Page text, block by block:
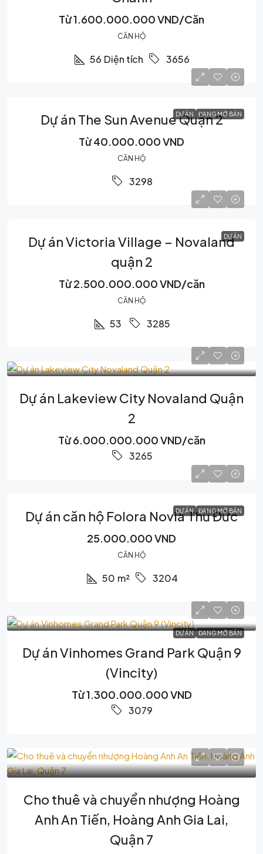
Từ1.600.000.000 VND/Căn
CĂN HỘ
56 Diện tích 3656
DỰ ÁN ĐANG MỞ BÁN
Dự án The Sun Avenue Quận 2
Từ40.000.000 VND
CĂN HỘ
3298
DỰ ÁN
Dự án Victoria Village – Novaland
quận 2
Từ2.500.000.000 VND/căn
CĂN HỘ
53 3285
Dự án Lakeview City Novaland Quận
2
Từ6.000.000.000 VND/căn
3265
DỰ ÁN ĐANG MỞ BÁN
Dự án căn hộ Folora Novia Thủ Đức
25.000.000 VND
CĂN HỘ
50 m² 3204
DỰ ÁN ĐANG MỞ BÁN
Dự án Vinhomes Grand Park Quận 9
(Vincity)
Từ1.300.000.000 VND
3079
Cho thuê và chuyển nhượng Hoàng
Anh An Tiến, Hoàng Anh Gia Lai,
Quận 7